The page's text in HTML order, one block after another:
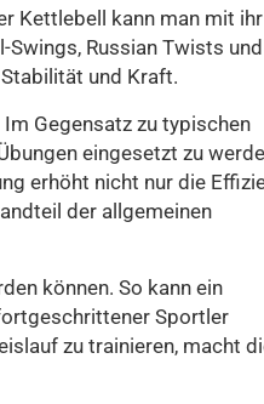
Kettlebell kann man mit ihr
Russian Twists und
und Kraft.
Gegensatz zu typischen
eingesetzt zu
erhöht nicht nur die
der allgemeinen
können. So kann ein
Sportler
zu trainieren, macht